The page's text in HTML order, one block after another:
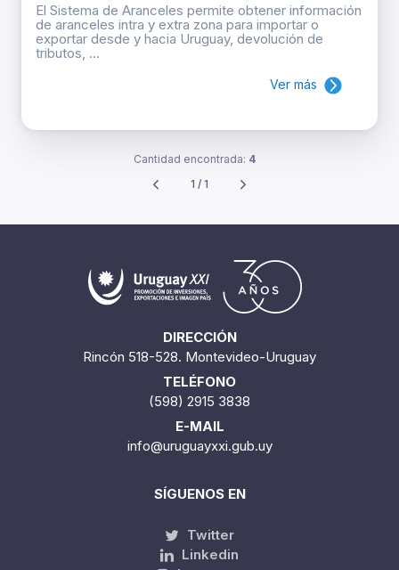
El Sistema de Aranceles permite obtener información
de aranceles intra y extra zona para importar o
exportar desde y hacia Uruguay, devolución de
tributos, ...
Ver más
Cantidad encontrada: 4
1 / 1
DIRECCIÓN
Rincón 518-528. Montevideo-Uruguay
TELÉFONO
(598) 2915 3838
E-MAIL
info@uruguayxxi.gub.uy
SÍGUENOS EN
Twitter
Linkedin